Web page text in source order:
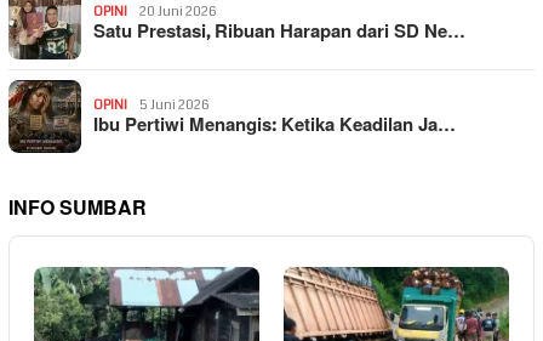
OPINI 20 Juni 2026
Satu Prestasi, Ribuan Harapan dari SD Ne…
OPINI 5 Juni 2026
Ibu Pertiwi Menangis: Ketika Keadilan Ja…
INFO SUMBAR